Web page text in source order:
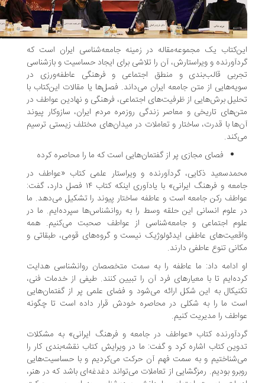
یک مجموعه‌مقاله در زمینه جامعه‌شناسی ایران است که
و ویراستارش، آن را تلاشی برای ایجاد حساسیت و بازشناسی
قالب‌بندی و منطق اجتماعی و فرهنگی عاطفه‌ورزی در
از متن جامعه ایران می‌داند. فصل‌ها یا مقالات این‌کتاب با
برش‌هایی از ظرفیت‌های اجتماعی، فرهنگی و نهادین عواطف در
تاریخی و معاصر زندگی روزمره مردم ایران، سازوکار پیوند
با قدرت، ساختار و تعاملات در میدان‌های مختلف زیستی ترسیم
فصای مجازی پر از گفتمان‌هایی است که ما را محاصره کرده
ذکایی، گردآورنده و ویراستار علمی کتاب «عواطف در
جامعه و فرهنگ ایرانی» با یادآوری اینکه کتاب ۱۴ فصل دارد، گفت:
رکن جامعه است و عاطفه ساختار پیوند را تشکیل می‌دهد. ما
علوم انسانی این حلقه وسط را به روانشناس‌ها سپرده‌ایم. ما در
اجتماعی و جامعه‌شناسی از عواطف صحبت می‌کنیم. همه
عاطفی ایدئولوژیک نیست و گروه‌های قومی، طبقاتی و
تنوع عاطفی دارند.
ادامه داد: ما عاطفه را به سمت متخصصان روانشناسی هدایت
تا با معیارهای فرد آن را تبیین کنند. طیفی از خدمات فنی،
به این شکل ارائه می‌شود و فضای علمی پر از گفتمان‌هایی
ما را به شکلی در محاصره خودش قرار داده است تا چگونه
را مدیریت کنیم.
کتاب «عواطف در جامعه و فرهنگ ایرانی» به مشکلات
کتاب اشاره کرد و گفت: ما در ویرایش کتاب نقشه‌بندی کار را
و به سمت فهم آن حرکت می‌کردیم و با حساسیت‌هایی
بودیم. رمزگشایی از تعاملات می‌تواند دغدغه‌ای باشد که در هنر،